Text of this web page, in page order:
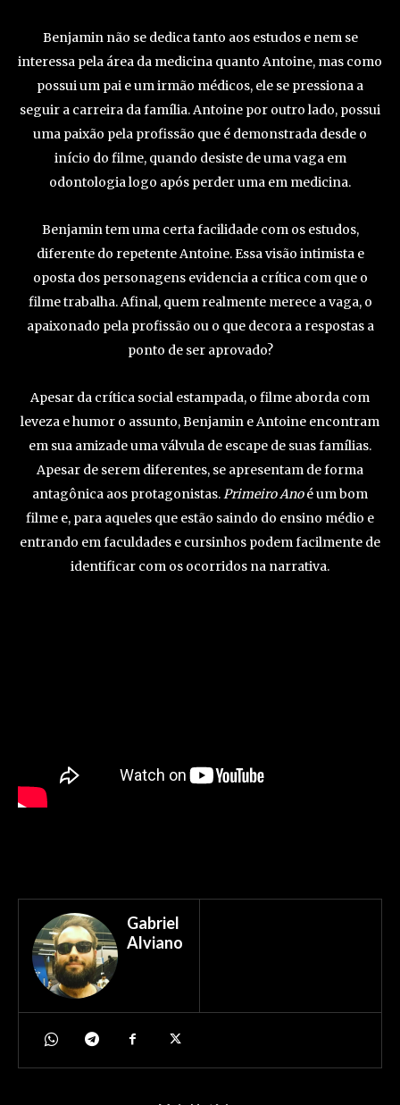
Benjamin não se dedica tanto aos estudos e nem se
interessa pela área da medicina quanto Antoine, mas como
possui um pai e um irmão médicos, ele se pressiona a
seguir a carreira da família. Antoine por outro lado, possui
uma paixão pela profissão que é demonstrada desde o
início do filme, quando desiste de uma vaga em
odontologia logo após perder uma em medicina.
Benjamin tem uma certa facilidade com os estudos,
diferente do repetente Antoine. Essa visão intimista e
oposta dos personagens evidencia a crítica com que o
filme trabalha. Afinal, quem realmente merece a vaga, o
apaixonado pela profissão ou o que decora a respostas a
ponto de ser aprovado?
Apesar da crítica social estampada, o filme aborda com
leveza e humor o assunto, Benjamin e Antoine encontram
em sua amizade uma válvula de escape de suas famílias.
Apesar de serem diferentes, se apresentam de forma
antagônica aos protagonistas.Primeiro Anoé um bom
filme e, para aqueles que estão saindo do ensino médio e
entrando em faculdades e cursinhos podem facilmente de
identificar com os ocorridos na narrativa.
Gabriel
Alviano